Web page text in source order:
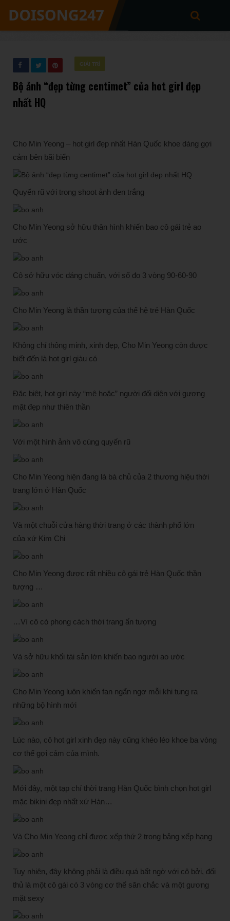
GIẢI TRÍ
Bộ ảnh “đẹp từng centimet” của hot girl đẹp
nhất HQ
Cho Min Yeong – hot girl đẹp nhất Hàn Quốc khoe dáng gợi
cảm bên bãi biển
Quyến rũ với trong shoot ảnh đen trắng
Cho Min Yeong sở hữu thân hình khiến bao cô gái trẻ ao
ước
Cô sở hữu vóc dáng chuẩn, với số đo 3 vòng 90-60-90
Cho Min Yeong là thần tượng của thế hệ trẻ Hàn Quốc
Không chỉ thông minh, xinh đẹp, Cho Min Yeong còn được
biết đến là hot girl giàu có
Đặc biệt, hot girl này “mê hoặc” người đối diện với gương
mặt đẹp như thiên thần
Với một hình ảnh vô cùng quyến rũ
Cho Min Yeong hiện đang là bà chủ của 2 thương hiệu thời
trang lớn ở Hàn Quốc
Và một chuỗi cửa hàng thời trang ở các thành phố lớn
của xứ Kim Chi
Cho Min Yeong được rất nhiều cô gái trẻ Hàn Quốc thần
tượng …
…Vì cô có phong cách thời trang ấn tượng
Và sở hữu khối tài sản lớn khiến bao người ao ước
Cho Min Yeong luôn khiến fan ngẩn ngơ mỗi khi tung ra
những bộ hình mới
Lúc nào, cô hot girl xinh đẹp này cũng khéo léo khoe ba vòng
cơ thể gợi cảm của mình.
Mới đây, một tạp chí thời trang Hàn Quốc bình chọn hot girl
mặc bikini đẹp nhất xứ Hàn…
Và Cho Min Yeong chỉ được xếp thứ 2 trong bảng xếp hạng
Tuy nhiên, đây không phải là điều quá bất ngờ với cô bởi, đối
thủ là một cô gái có 3 vòng cơ thể săn chắc và một gương
mặt sexy